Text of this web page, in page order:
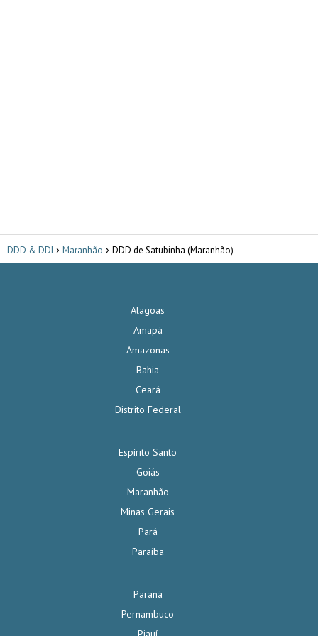
DDD & DDI Maranhão DDD de Satubinha (Maranhão)
Alagoas
Amapá
Amazonas
Bahia
Ceará
Distrito Federal
Espírito Santo
Goiás
Maranhão
Minas Gerais
Pará
Paraíba
Paraná
Pernambuco